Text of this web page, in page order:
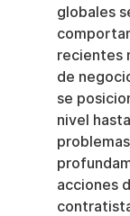
globales
recientes
de
se
nivel hasta
acciones